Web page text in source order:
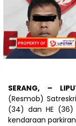
SERANG, –
(Resmob)
(34) dan HE (36)
kendaraan